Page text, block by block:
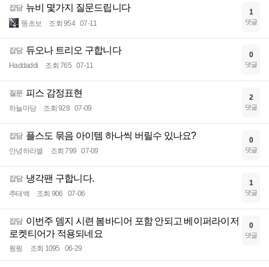
잡담 뉴비 몇가지 질문드립니다
똥초보 조회 954 07-11
1
댓글
잡담 듀오나 트리오 구합니다
Haddaddi 조회 765 07-11
0
댓글
질문 피스 감정표현
하늘마당 조회 928 07-09
2
댓글
잡담 플스도 묶음 아이템 하나씩 버릴수 있나요?
안녕하라별 조회 799 07-09
0
댓글
잡담 냉각팬 구합니다.
추태백 조회 906 07-06
1
댓글
잡담 이번주 뎀지 시련 봄바디어 포함 안되고 베이퍼라이저
로켓티어가 적용되네요
퓡퓡 조회 1095 06-29
0
댓글